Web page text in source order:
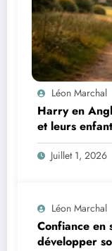
Léon Marchal
Harry en
et leurs
plein de
Juillet 1, 2026
Léon Marchal
Confiance en
développer